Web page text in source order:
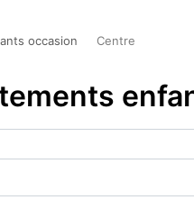
occasion Centre